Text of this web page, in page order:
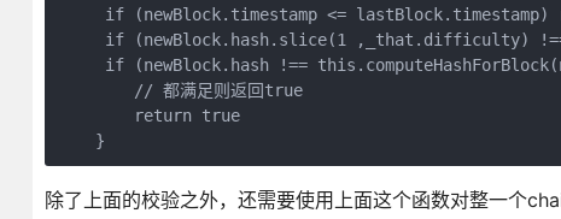
if (newBlock.timestamp <= lastBlock.timestamp)
if (newBlock.hash.slice(1 ,_that.difficulty)
if (newBlock.hash !==
        // 都满足则返回true
        return true
    }
除了上面的校验之外，还需要使用上面这个函数对整一个